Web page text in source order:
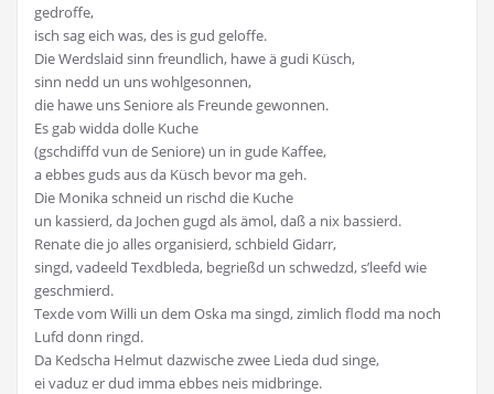
gedroffe,
isch sag eich was, des is gud geloffe.
Die Werdslaid sinn freundlich, hawe ä gudi Küsch,
sinn nedd un uns wohlgesonnen,
die hawe uns Seniore als Freunde gewonnen.
Es gab widda dolle Kuche
(gschdiffd vun de Seniore) un in gude Kaffee,
a ebbes guds aus da Küsch bevor ma geh.
Die Monika schneid un rischd die Kuche
un kassierd, da Jochen gugd als ämol, daß a nix bassierd.
Renate die jo alles organisierd, schbield Gidarr,
singd, vadeeld Texdbleda, begrießd un schwedzd, s’leefd wie
geschmierd.
Texde vom Willi un dem Oska ma singd, zimlich flodd ma noch
Lufd donn ringd.
Da Kedscha Helmut dazwische zwee Lieda dud singe,
ei vaduz er dud imma ebbes neis midbringe.